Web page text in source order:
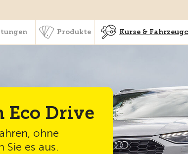
Kurse &
Produkte Kurse &
Eco Drive
ohne
Sie es aus.